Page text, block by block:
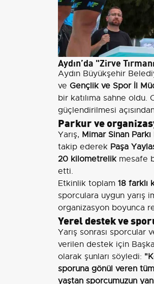
Aydın’da "Zirve
Aydın Büyükşehir
ve Gençlik ve Spor İl
bir katılıma sahne oldu.
güçlendirilmesi
Parkur ve
Yarış, Mimar Sinan Parkı
takip ederek Paşa
20 kilometrelikmesafe
etti.
Etkinlik toplam 18 farklı
sporculara uygun yarış
organizasyon boyunca
Yerel destek ve
Yarış sonrası
verilen destek için
olarak şunları söyledi:
sporuna gönül veren
yaştan sporcumuzun